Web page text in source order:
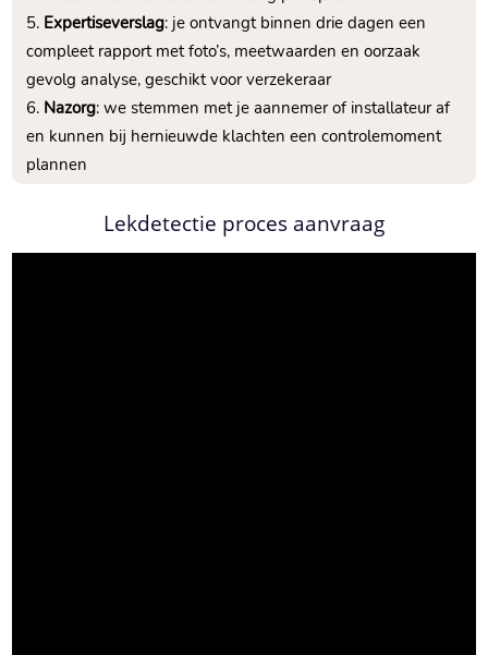
Expertiseverslag: je ontvangt binnen drie dagen een
compleet rapport met foto’s, meetwaarden en oorzaak
gevolg analyse, geschikt voor verzekeraar
Nazorg: we stemmen met je aannemer of installateur af
en kunnen bij hernieuwde klachten een controlemoment
plannen
Lekdetectie proces aanvraag